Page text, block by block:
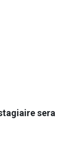
sera